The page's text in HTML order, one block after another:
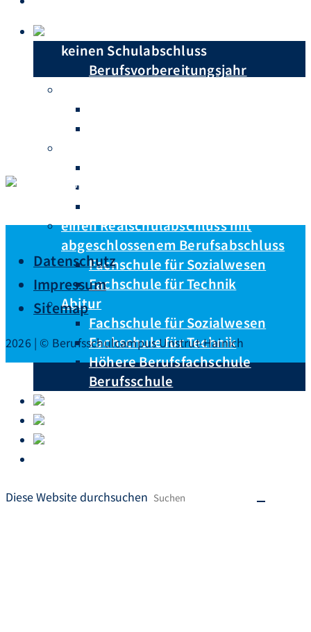
keinen Schulabschluss
Berufsvorbereitungsjahr
einen Realschulabschluss mit
abgeschlossenem Berufsabschluss
Fachschule für Sozialwesen
Fachschule für Technik
Abitur
Fachschule für Sozialwesen
Fachschule für Technik
Höhere Berufsfachschule
Berufsschule
Diese Website durchsuchen
Datenschutz
Impressum
Sitemap
2026 | © Berufsschulcampus Unstrut-Hainich